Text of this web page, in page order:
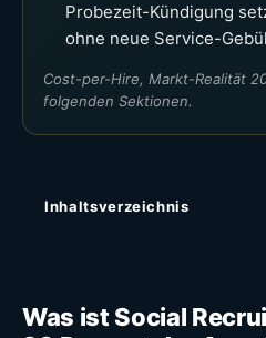
Probezeit-Kündigung
ohne neue Service-
Cost-per-Hire, Markt-Realität
folgenden Sektionen.
Inhaltsverzeichnis
Was ist Social